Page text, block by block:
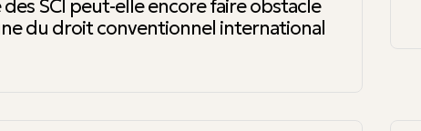
SCI peut-elle encore faire obstacle
du droit conventionnel international